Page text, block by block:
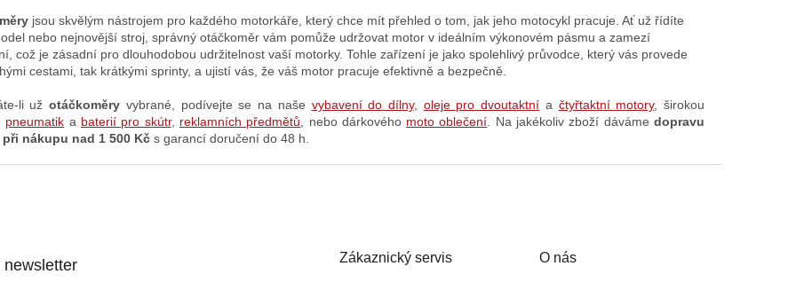
jsou skvělým nástrojem pro každého motorkáře, který chce mít přehled o tom, jak jeho motocykl pracuje. Ať už řídíte
nebo nejnovější stroj, správný otáčkoměr vám pomůže udržovat motor v ideálním výkonovém pásmu a zamezí
což je zásadní pro dlouhodobou udržitelnost vaší motorky. Tohle zařízení je jako spolehlivý průvodce, který vás provede
cestami, tak krátkými sprinty, a ujistí vás, že váš motor pracuje efektivně a bezpečně.
li užotáčkoměry vybrané , podívejte se na naše vybavení do dílny, oleje pro dvoutaktní a čtyřtaktní motory, širokou
pneumatik a baterií pro skútr, reklamních předmětů , nebo dárkového moto oblečení . Na jakékoliv zboží dáváme dopravu
při nákupu nad 1 500 Kč s garancí doručení do 48 h.
Zákaznický servis O nás